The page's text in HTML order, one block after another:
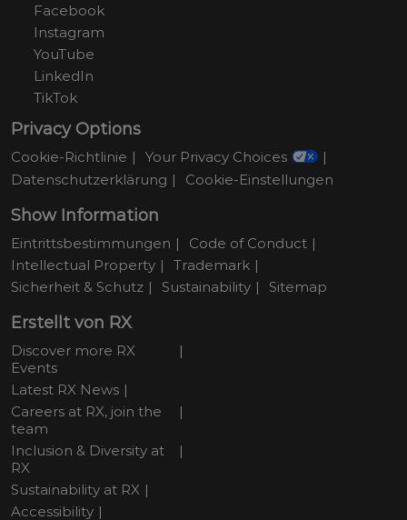
Facebook
Instagram
YouTube
LinkedIn
TikTok
Privacy Options
Cookie-Richtlinie
Your Privacy Choices
Datenschutzerklärung
Cookie-Einstellungen
Show Information
Eintrittsbestimmungen
Code of Conduct
Intellectual Property
Trademark
Sicherheit & Schutz
Sustainability Sitemap
Erstellt von RX
Discover more RX
Events
Latest RX News
Careers at RX, join the
team
Inclusion & Diversity at
RX
Sustainability at RX
Accessibility